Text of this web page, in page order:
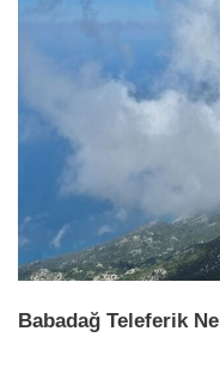
Babadağ Teleferik